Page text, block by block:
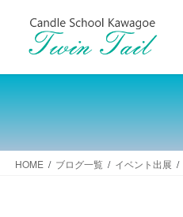
HOME ブログ一覧 イベント出展